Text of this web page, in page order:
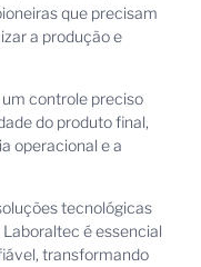
que precisam
a produção e
controle preciso
do produto final,
operacional e a
tecnológicas
é essencial
transformando